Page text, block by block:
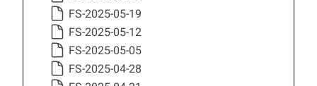
FS-2025-05-19
FS-2025-05-12
FS-2025-05-05
FS-2025-04-28